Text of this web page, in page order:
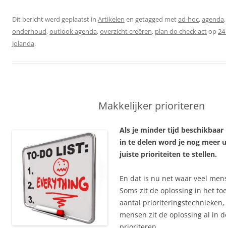
Dit bericht werd geplaatst in Artikelen en getagged metad-hoc,agenda
onderhoud,outlook agenda,overzicht creëren, plan do check actop
Jolanda.
Makkelijker prioriteren
Als je minder tijd
in te delen word je nog meer
juiste prioriteiten te stellen.
En dat is nu net waar veel
Soms zit de oplossing in het
aantal prioriteringstechnieken,
mensen zit de oplossing al in